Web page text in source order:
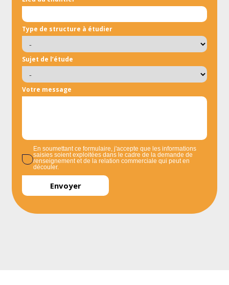
Type de structure à étudier
Sujet de l’étude
Votre message
En soumettant ce formulaire, j'accepte que les informations
saisies soient exploitées dans le cadre de la demande de
renseignement et de la relation commerciale qui peut en
découler.